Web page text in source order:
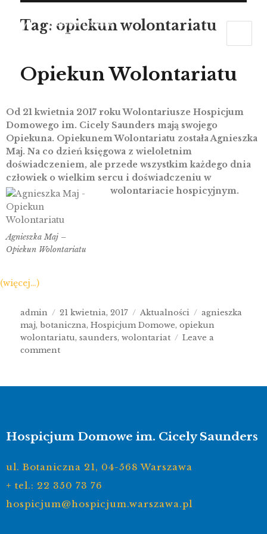
Tag: opiekun wolontariatu
Opiekun Wolontariatu
Od 21 kwietnia 2017 roku Wolontariusze Hospicjum
Domowego im. Cicely Saunders mają swojego
Opiekuna. Opiekunem Wolontariatu została Agnieszka
Maj. Na co dzień księgowa z wieloletnim
doświadczeniem, ale przede wszystkim każdego dnia
człowiek o wielkim sercu i doświadczeniu w
wolontariacie hospicyjnym.
Agnieszka Maj –
Opiekun Wolontariatu
(więcej…)
admin 21 kwietnia, 2017 Aktualności
agnieszka
maj,botaniczna,Hospicjum Domowe,opiekun
wolontariatu,saunders,wolontariat
Leave a
comment
Hospicjum Domowe im. Cicely Saunders
ul. Botaniczna 21, 04-568 Warszawa
+ tel.: 22 350 73 76
hospicjum@hospicjum.warszawa.pl